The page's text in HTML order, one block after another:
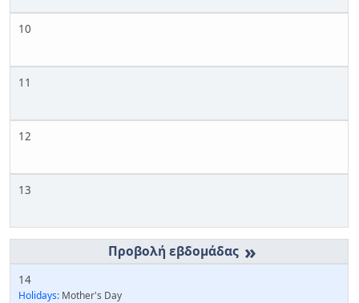
10
11
12
13
»
14
Holidays: Mother's Day